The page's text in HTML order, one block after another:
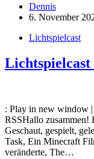
Dennis
6. November
Lichtspielcast
: Play in new window
RSSHallo zusammen!
Geschaut, gespielt,
Task, Ein Minecraft
veränderte, The…